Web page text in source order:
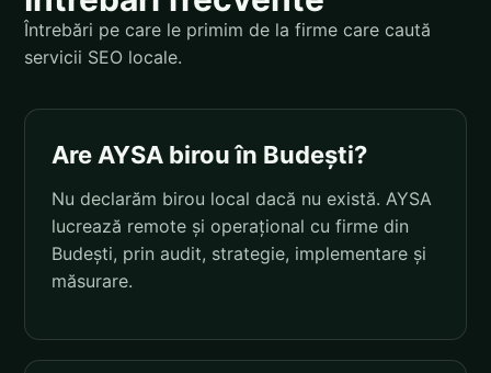
Întrebări pe care le primim de la firme care caută
servicii SEO locale.
Are AYSA birou în Budești?
Nu declarăm birou local dacă nu există. AYSA
lucrează remote și operațional cu firme din
Budești, prin audit, strategie, implementare și
măsurare.